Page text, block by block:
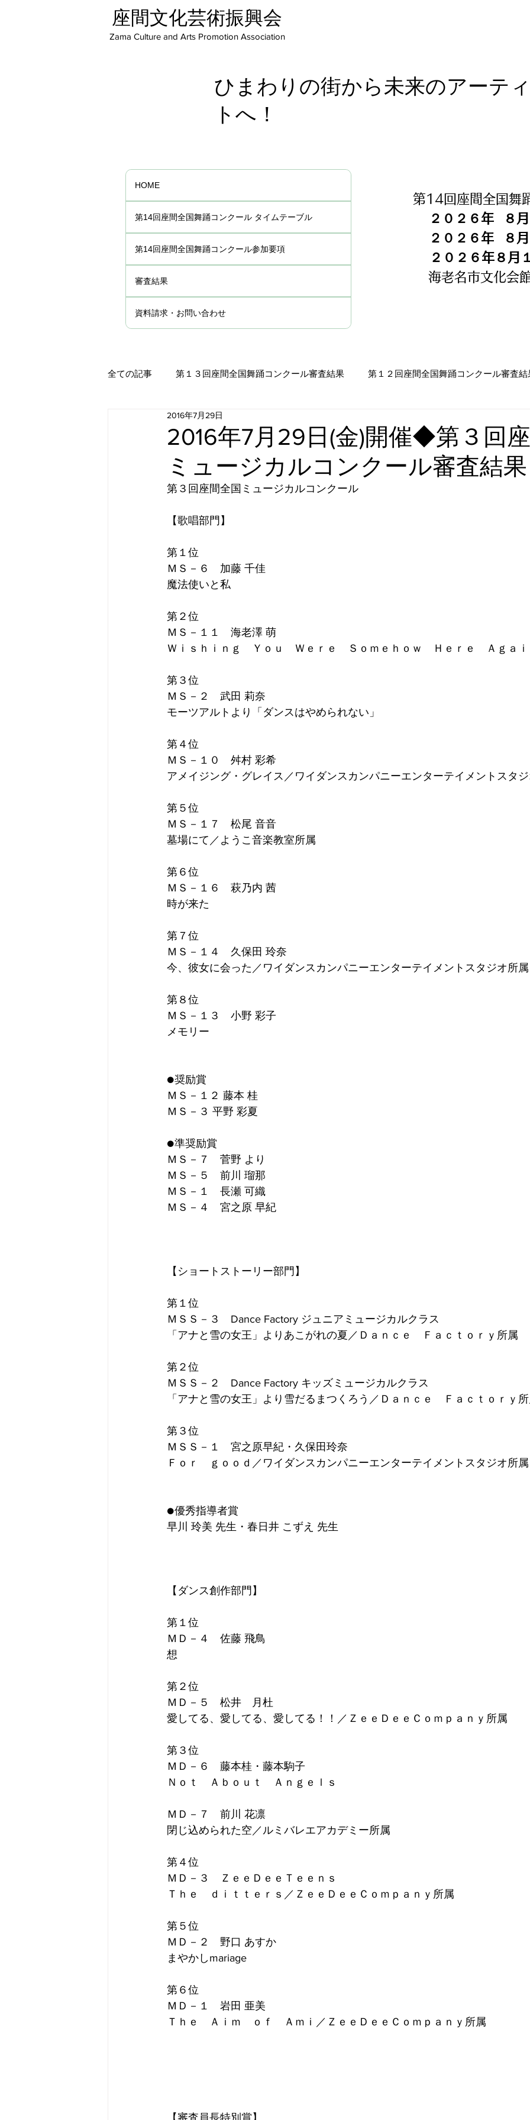
座間文化芸術振興会
Zama Culture and Arts Promotion Association
ひまわりの街から未来のアーテ
トへ！
HOME
第14回座間全国舞踊コンクール タイムテーブル
第14回座間全国舞踊コンクール参加要項
審査結果
資料請求・お問い合わせ
第14回座間全国舞
２０２６年 ８
２０２６年 ８
２０２６年８月
海老名市文化会
全ての記事 第１３回座間全国舞踊コンクール審査結果 第１２回座間全国舞踊コンクール審査結
第１１回座間全国舞踊コンクール審査結果
第９回座間全国舞踊コンクール審査結果 第７回ミュージカルコンクール審査結果
第８回座間全国舞踊コンクール審査結果
第７回座間全国舞踊コンクール審査結果
第５回座間全国ミュージカルコンクール審査結果
第５回座間全国舞踊コンクール審査結果 第３回座間全国ミュージカルコンクール審査結果
第４回座間全国舞踊コンクール審査結果
第３回座間全国舞踊コンクール審査結果
2016年7月29日(金)開催◆第３回
ミュージカルコンクール審査結果
2016年7月29日
第３回座間全国ミュージカルコンクール
【歌唱部門】
第１位
ＭＳ－６　加藤 千佳
魔法使いと私
第２位
ＭＳ－１１　海老澤 萌
Ｗｉｓｈｉｎｇ　Ｙｏｕ　Ｗｅｒｅ　Ｓｏｍｅｈｏｗ　Ｈｅｒｅ　Ａｇａ
第３位
ＭＳ－２　武田 莉奈
モーツアルトより「ダンスはやめられない」
第４位
ＭＳ－１０　舛村 彩希
アメイジング・グレイス／ワイダンスカンパニーエンターテイメントスタ
第５位
ＭＳ－１７　松尾 音音
墓場にて／ようこ音楽教室所属
第６位
ＭＳ－１６　萩乃内 茜
時が来た
第７位
ＭＳ－１４　久保田 玲奈
今、彼女に会った／ワイダンスカンパニーエンターテイメントスタジオ所属
第８位
ＭＳ－１３　小野 彩子
メモリー
●奨励賞
ＭＳ－１２ 藤本 桂
ＭＳ－３ 平野 彩夏
●準奨励賞
ＭＳ－７　菅野 より
ＭＳ－５　前川 瑠那
ＭＳ－１　長瀬 可織
ＭＳ－４　宮之原 早紀
【ショートストーリー部門】
第１位
ＭＳＳ－３　Dance Factory ジュニアミュージカルクラス
「アナと雪の女王」よりあこがれの夏／Ｄａｎｃｅ　Ｆａｃｔｏｒｙ所属
第２位
ＭＳＳ－２　Dance Factory キッズミュージカルクラス
「アナと雪の女王」より雪だるまつくろう／Ｄａｎｃｅ　Ｆａｃｔｏｒｙ
第３位
ＭＳＳ－１　宮之原早紀・久保田玲奈
Ｆｏｒ　ｇｏｏｄ／ワイダンスカンパニーエンターテイメントスタジオ所属
●優秀指導者賞
早川 玲美 先生・春日井 こずえ 先生
【ダンス創作部門】
第１位
ＭＤ－４　佐藤 飛鳥
想
第２位
ＭＤ－５　松井　月杜
愛してる、愛してる、愛してる！！／ＺｅｅＤｅｅＣｏｍｐａｎｙ所属
第３位
ＭＤ－６　藤本桂・藤本駒子
Ｎｏｔ　Ａｂｏｕｔ　Ａｎｇｅｌｓ
ＭＤ－７　前川 花凛
閉じ込められた空／ルミバレエアカデミー所属
第４位
ＭＤ－３　ＺｅｅＤｅｅＴｅｅｎｓ
Ｔｈｅ　ｄｉｔｔｅｒｓ／ＺｅｅＤｅｅＣｏｍｐａｎｙ所属
第５位
ＭＤ－２　野口 あすか
まやかしmariage
第６位
ＭＤ－１　岩田 亜美
Ｔｈｅ　Ａｉｍ　ｏｆ　Ａｍｉ／ＺｅｅＤｅｅＣｏｍｐａｎｙ所属
【審査員長特別賞】